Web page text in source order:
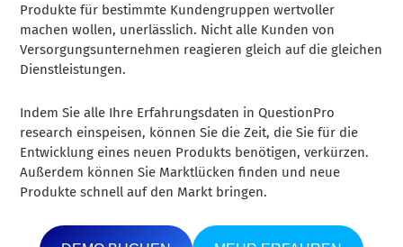
Produkte für bestimmte Kundengruppen wertvoller
machen wollen, unerlässlich. Nicht alle Kunden von
Versorgungsunternehmen reagieren gleich auf die gleichen
Dienstleistungen.
Indem Sie alle Ihre Erfahrungsdaten in QuestionPro
research einspeisen, können Sie die Zeit, die Sie für die
Entwicklung eines neuen Produkts benötigen, verkürzen.
Außerdem können Sie Marktlücken finden und neue
Produkte schnell auf den Markt bringen.